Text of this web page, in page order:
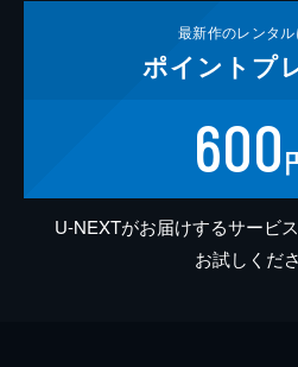
最新作のレンタ
ポイント プ
600
U-NEXTがお届けするサービ
お試しくださ